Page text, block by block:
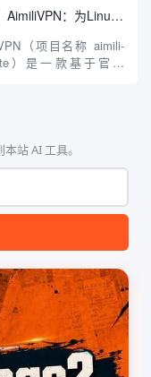
3D两大行业领先的AI
构，致力于帮助用户无
复杂的3D拓扑知识或昂
软件，即可在...
AimiliVPN：为Linux提供纯净出站家庭IP的VPN代理网关
（项目名称 aimili-
）是一款基于官方
标准库编写，用户
装...
站 AI 工具。